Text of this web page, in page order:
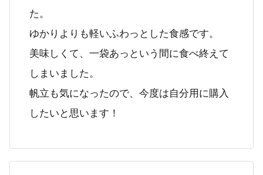
た。
ゆかりよりも軽いふわっとした食感です。
美味しくて、一袋あっという間に食べ終えて
しまいました。
帆立も気になったので、今度は自分用に購入
したいと思います！